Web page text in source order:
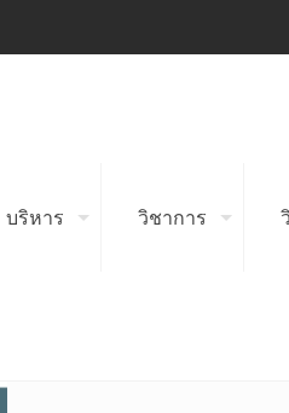
บริหาร วิชาการ